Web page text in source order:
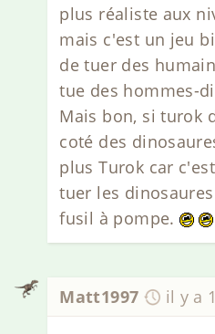
plus réaliste aux
mais c'est un jeu
de tuer des
tue des hommes-
Mais bon, si turok
coté des
plus Turok car
tuer les
fusil à pompe.
Matt1997 il y a